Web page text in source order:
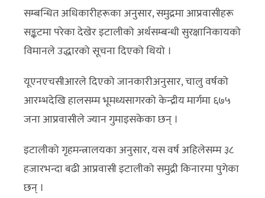
सम्बन्धित अधिकारीहरूका अनुसार, समुद्रमा आप्रवासीहरू
सङ्कटमा परेका देखेर इटालीको अर्थसम्बन्धी सुरक्षानिकायको
विमानले उद्धारको सूचना दिएको थियो ।
यूएनएचसीआरले दिएको जानकारीअनुसार, चालु वर्षको
आरम्भदेखि हालसम्म भूमध्यसागरको केन्द्रीय मार्गमा ६७५
जना आप्रवासीले ज्यान गुमाइसकेका छन् ।
इटालीको गृहमन्त्रालयका अनुसार, यस वर्ष अहिलेसम्म ३८
हजारभन्दा बढी आप्रवासी इटालीको समुद्री किनारमा पुगेका
छन् ।